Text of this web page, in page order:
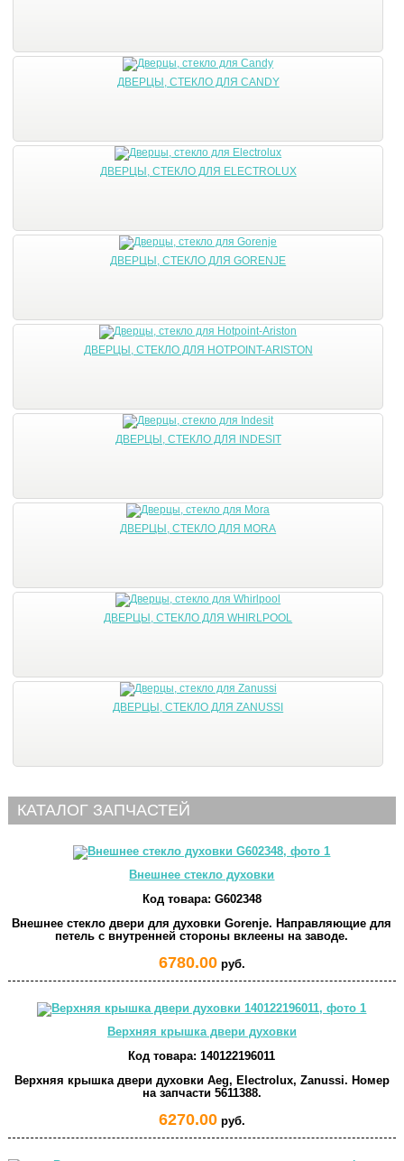
ДВЕРЦЫ, СТЕКЛО ДЛЯ CANDY
ДВЕРЦЫ, СТЕКЛО ДЛЯ ELECTROLUX
ДВЕРЦЫ, СТЕКЛО ДЛЯ GORENJE
ДВЕРЦЫ, СТЕКЛО ДЛЯ HOTPOINT-ARISTON
ДВЕРЦЫ, СТЕКЛО ДЛЯ INDESIT
ДВЕРЦЫ, СТЕКЛО ДЛЯ MORA
ДВЕРЦЫ, СТЕКЛО ДЛЯ WHIRLPOOL
ДВЕРЦЫ, СТЕКЛО ДЛЯ ZANUSSI
КАТАЛОГ ЗАПЧАСТЕЙ
Внешнее стекло духовки
Код товара: G602348
Внешнее стекло двери для духовки Gorenje. Направляющие для
петель с внутренней стороны вклеены на заводе.
6780.00руб.
Верхняя крышка двери духовки
Код товара: 140122196011
Верхняя крышка двери духовки Aeg, Electrolux, Zanussi. Номер
на запчасти 5611388.
6270.00руб.